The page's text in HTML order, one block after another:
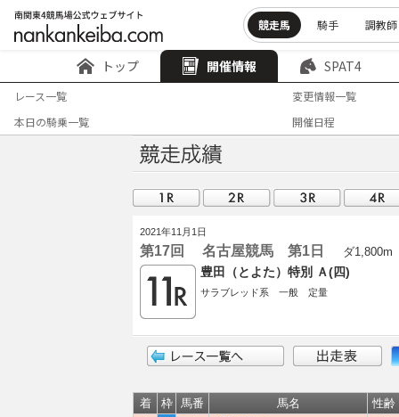
競走馬 騎手 調教師
トップ 開催情報 SPAT4
レース一覧
変更情報一覧
本日の騎乗一覧
開催日程
2021年11月1日
第17回 名古屋競馬 第1日 ダ1,800m
豊田（とよた）特別 Ａ(四)
サラブレッド系 一般 定量
着 枠 馬番 馬名
性齢